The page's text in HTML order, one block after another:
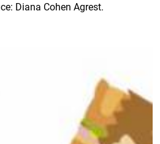
Diana Cohen Agrest.